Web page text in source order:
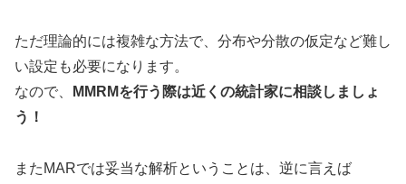
ただ理論的には複雑な方法で、分布や分散の仮定など難し
い設定も必要になります。
なので、
MMRMを行う際は近くの統計家に相談しましょ
う！
またMARでは妥当な解析ということは、逆に言えば